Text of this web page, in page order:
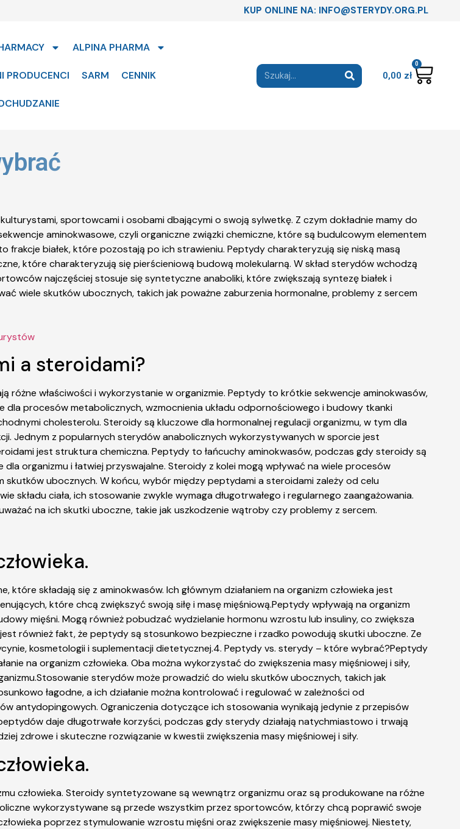
KUP ONLINE NA: INFO@STERYDY.ORG.PL
ALPINA PHARMA
PRODUCENCI SARM CENNIK 0,00 zł
0
sportowcami i osobami dbającymi o swoją sylwetkę. Z czym dokładnie mamy do
aminokwasowe, czyli organiczne związki chemiczne, które są budulcowym elementem
frakcje białek, które pozostają po ich strawieniu. Peptydy charakteryzują się niską masą
które charakteryzują się pierścieniową budową molekularną. W skład sterydów wchodzą
najczęściej stosuje się syntetyczne anaboliki, które zwiększają syntezę białek i
wiele skutków ubocznych, takich jak poważne zaburzenia hormonalne, problemy z sercem
a steroidami?
właściwości i wykorzystanie w organizmie. Peptydy to krótkie sekwencje aminokwasów,
procesów metabolicznych, wzmocnienia układu odpornościowego i budowy tkanki
cholesterolu. Steroidy są kluczowe dla hormonalnej regulacji organizmu, w tym dla
Jednym z popularnych sterydów anabolicznych wykorzystywanych w sporcie jest
jest struktura chemiczna. Peptydy to łańcuchy aminokwasów, podczas gdy steroidy są
organizmu i łatwiej przyswajalne. Steroidy z kolei mogą wpływać na wiele procesów
skutków ubocznych. W końcu, wybór między peptydami a steroidami zależy od celu
ciała, ich stosowanie zwykle wymaga długotrwałego i regularnego zaangażowania.
na ich skutki uboczne, takie jak uszkodzenie wątroby czy problemy z sercem.
składają się z aminokwasów. Ich głównym działaniem na organizm człowieka jest
które chcą zwiększyć swoją siłę i masę mięśniową.Peptydy wpływają na organizm
mięśni. Mogą również pobudzać wydzielanie hormonu wzrostu lub insuliny, co zwiększa
również fakt, że peptydy są stosunkowo bezpieczne i rzadko powodują skutki uboczne. Ze
kosmetologii i suplementacji dietetycznej.4. Peptydy vs. sterydy – które wybrać?Peptydy
na organizm człowieka. Oba można wykorzystać do zwiększenia masy mięśniowej i siły,
sterydów może prowadzić do wielu skutków ubocznych, takich jak
łagodne, a ich działanie można kontrolować i regulować w zależności od
antydopingowych. Ograniczenia dotyczące ich stosowania wynikają jedynie z przepisów
daje długotrwałe korzyści, podczas gdy sterydy działają natychmiastowo i trwają
zdrowe i skuteczne rozwiązanie w kwestii zwiększenia masy mięśniowej i siły.
człowieka. Steroidy syntetyzowane są wewnątrz organizmu oraz są produkowane na różne
wykorzystywane są przede wszystkim przez sportowców, którzy chcą poprawić swoje
poprzez stymulowanie wzrostu mięśni oraz zwiększenie masy mięśniowej. Niestety,